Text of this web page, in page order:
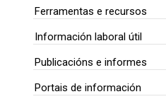
Ferramentas e recursos
Información laboral útil
Publicacións e informes
Portais de información